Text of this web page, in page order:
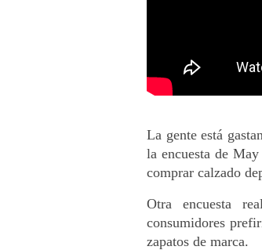
La gente está
la encuesta de
comprar calzado
Otra encuesta
consumidores
zapatos de marca.